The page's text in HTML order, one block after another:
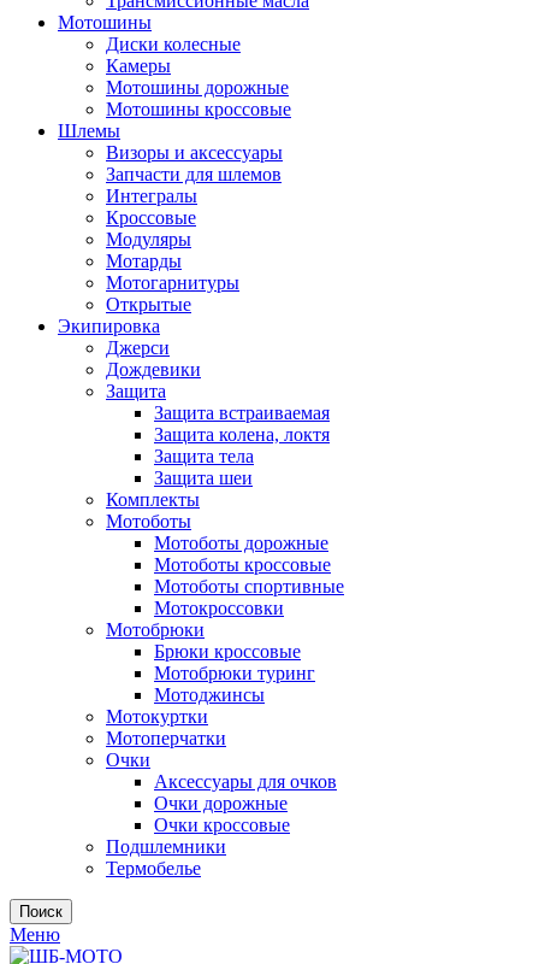
Мотошины
Диски колесные
Камеры
Мотошины дорожные
Мотошины кроссовые
Шлемы
Визоры и аксессуары
Запчасти для шлемов
Интегралы
Кроссовые
Модуляры
Мотарды
Мотогарнитуры
Открытые
Экипировка
Джерси
Дождевики
Защита
Защита встраиваемая
Защита колена, локтя
Защита тела
Защита шеи
Комплекты
Мотоботы
Мотоботы дорожные
Мотоботы кроссовые
Мотоботы спортивные
Мотокроссовки
Мотобрюки
Брюки кроссовые
Мотобрюки туринг
Мотоджинсы
Мотокуртки
Мотоперчатки
Очки
Аксессуары для очков
Очки дорожные
Очки кроссовые
Подшлемники
Термобелье
Поиск
Меню